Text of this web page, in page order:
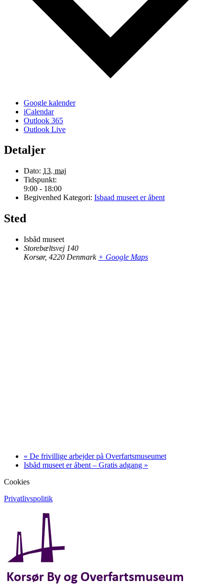
Google kalender
iCalendar
Outlook 365
Outlook Live
Detaljer
Dato: 13. maj
Tidspunkt:
9:00 - 18:00
Begivenhed Kategori: Isbaad museet er åbent
Sted
Isbåd museet
Storebæltsvej 140
Korsør, 4220 Denmark + Google Maps
« De frivillige arbejder på Overfartsmuseumet
Isbåd museet er åbent – Gratis adgang »
Cookies
Privatlivspolitik